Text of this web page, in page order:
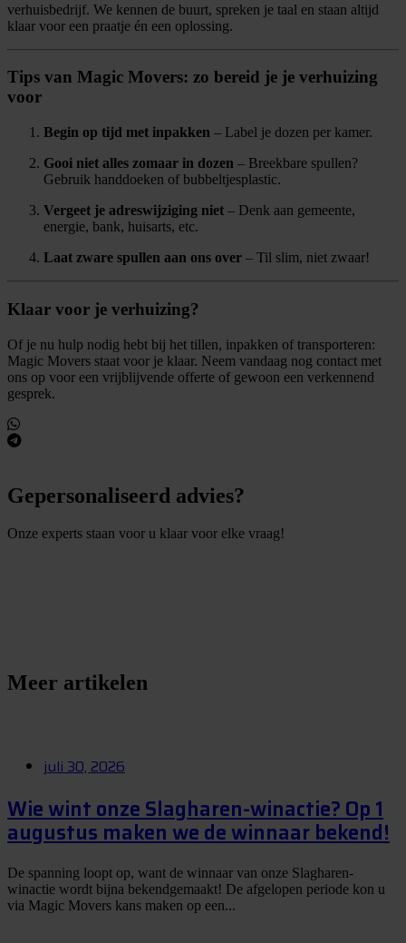
verhuisbedrijf. We kennen de buurt, spreken je taal en staan altijd
klaar voor een praatje én een oplossing.
Tips van Magic Movers: zo bereid je je verhuizing
voor
Begin op tijd met inpakken – Label je dozen per kamer.
Gooi niet alles zomaar in dozen – Breekbare spullen?
Gebruik handdoeken of bubbeltjesplastic.
Vergeet je adreswijziging niet – Denk aan gemeente,
energie, bank, huisarts, etc.
Laat zware spullen aan ons over – Til slim, niet zwaar!
Klaar voor je verhuizing?
Of je nu hulp nodig hebt bij het tillen, inpakken of transporteren:
Magic Movers staat voor je klaar. Neem vandaag nog contact met
ons op voor een vrijblijvende offerte of gewoon een verkennend
gesprek.
Gepersonaliseerd advies?
Onze experts staan voor u klaar voor elke vraag!
Meer artikelen
juli 30, 2026
Wie wint onze Slagharen-winactie? Op 1
augustus maken we de winnaar bekend!
De spanning loopt op, want de winnaar van onze Slagharen-
winactie wordt bijna bekendgemaakt! De afgelopen periode kon u
via Magic Movers kans maken op een...